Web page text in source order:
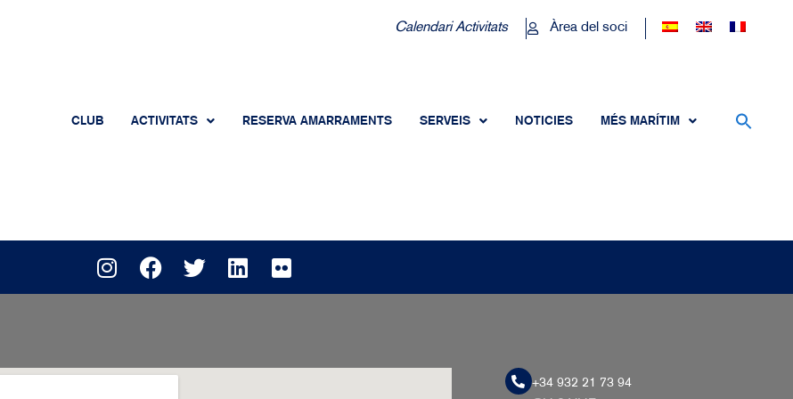
Calendari Activitats Àrea del soci
CLUB ACTIVITATS RESERVA AMARRAMENTS SERVEIS NOTICIES MÉS MARÍTIM
+34 932 21 73 94